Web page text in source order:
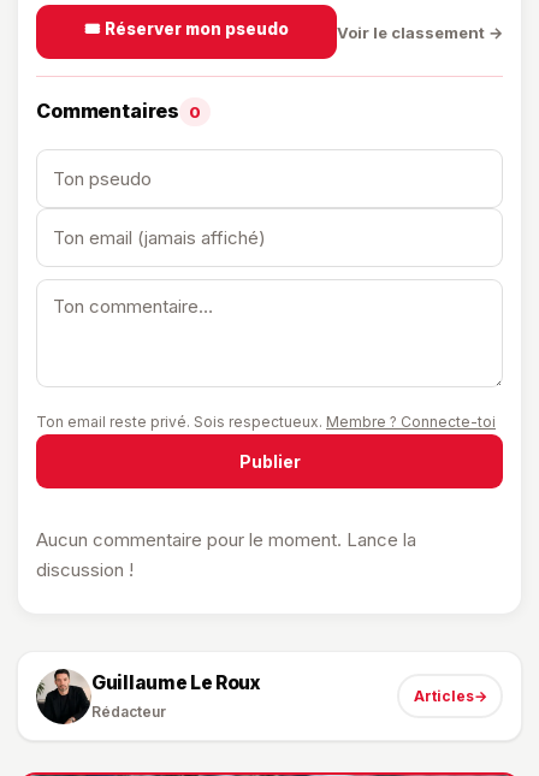
🎟️ Réserver mon pseudo Voir le classement →
Commentaires 0
Ton email reste privé. Sois respectueux. Membre ? Connecte-toi
Publier
Aucun commentaire pour le moment. Lance la
discussion !
Guillaume Le Roux
Rédacteur
Articles→